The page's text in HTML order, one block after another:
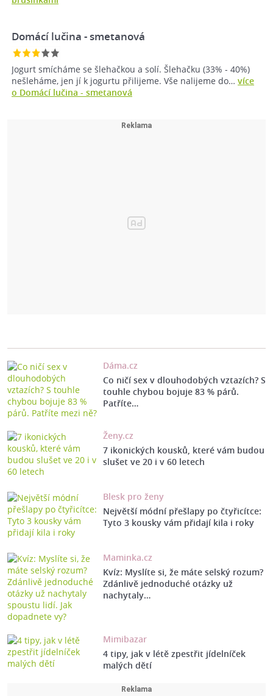
Domácí lučina - smetanová
Jogurt smícháme se šlehačkou a solí. Šlehačku (33% - 40%)
nešleháme, jen jí k jogurtu přilijeme. Vše nalijeme do… více
o Domácí lučina - smetanová
Dáma.cz
Co ničí sex v dlouhodobých vztazích? S
touhle chybou bojuje 83 % párů.
Patříte…
Ženy.cz
7 ikonických kousků, které vám budou
slušet ve 20 i v 60 letech
Blesk pro ženy
Největší módní přešlapy po čtyřicítce:
Tyto 3 kousky vám přidají kila i roky
Maminka.cz
Kvíz: Myslíte si, že máte selský rozum?
Zdánlivě jednoduché otázky už
nachytaly…
Mimibazar
4 tipy, jak v létě zpestřit jídelníček
malých dětí